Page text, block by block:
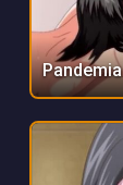
Pandemia